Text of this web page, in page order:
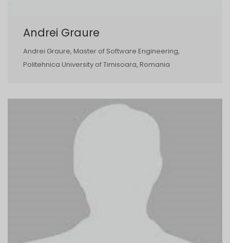
Andrei Graure
Andrei Graure, Master of Software Engineering,
Politehnica University of Timisoara, Romania